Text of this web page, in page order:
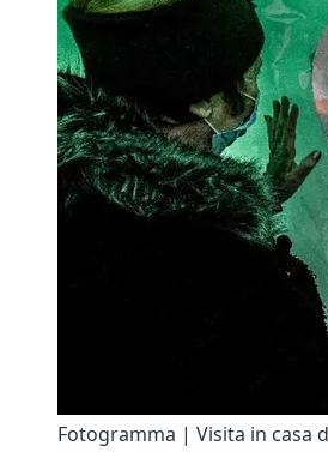
Fotogramma | Visita in casa